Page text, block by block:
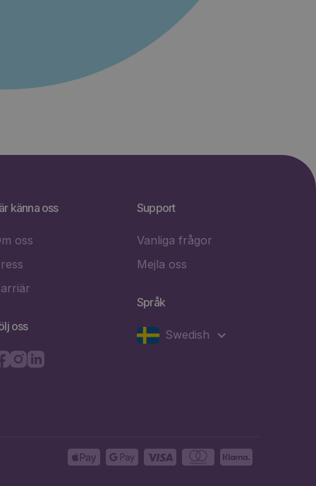
känna oss
oss
oss
Support
Vanliga frågor
Mejla oss
Språk
Swedish